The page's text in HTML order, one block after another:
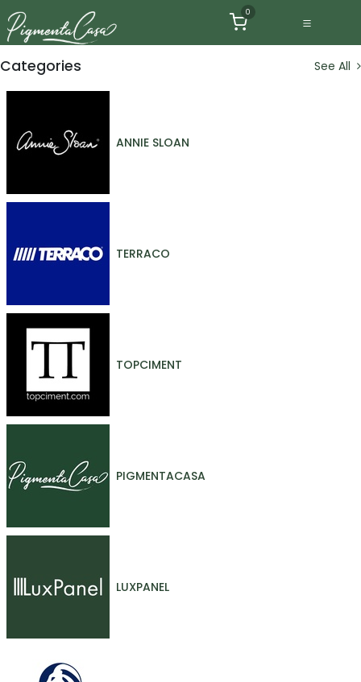
Ir al contenido 0
Categories See All
ANNIE SLOAN
TERRACO
TOPCIMENT
PIGMENTACASA
LUXPANEL